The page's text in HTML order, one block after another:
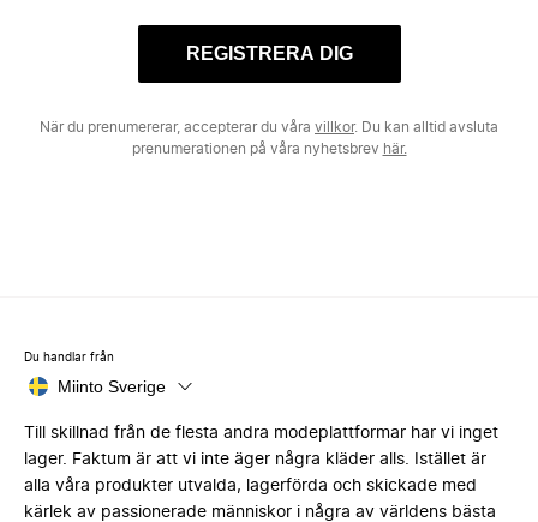
REGISTRERA DIG
När du prenumererar, accepterar du våra villkor. Du kan alltid avsluta
prenumerationen på våra nyhetsbrev här.
Du handlar från
Miinto Sverige
Till skillnad från de flesta andra modeplattformar har vi inget
lager. Faktum är att vi inte äger några kläder alls. Istället är
alla våra produkter utvalda, lagerförda och skickade med
kärlek av passionerade människor i några av världens bästa